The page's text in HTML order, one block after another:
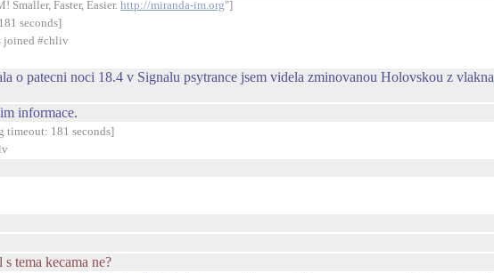
Faster, Easier. http://miranda-im.org"]
seconds]
joined #chliv
o patecni noci 18.4 v Signalu psytrance jsem videla zminovanou Holovskou z vlakna
informace.
timeout: 181 seconds]
tema kecama ne?